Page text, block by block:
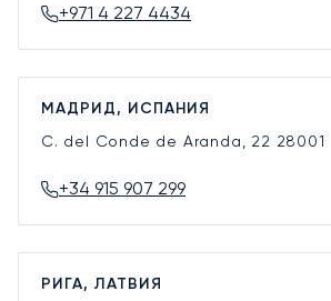
+971 4 227 4434
МАДРИД, ИСПАНИЯ
C. del Conde de Aranda, 22 28001
+34 915 907 299
РИГА, ЛАТВИЯ